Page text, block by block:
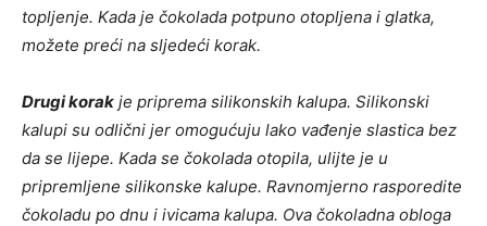
topljenje. Kada je čokolada potpuno otopljena i glatka,
možete preći na sljedeći korak.
Drugi korak je priprema silikonskih kalupa. Silikonski
kalupi su odlični jer omogućuju lako vađenje slastica bez
da se lijepe. Kada se čokolada otopila, ulijte je u
pripremljene silikonske kalupe. Ravnomjerno rasporedite
čokoladu po dnu i ivicama kalupa. Ova čokoladna obloga